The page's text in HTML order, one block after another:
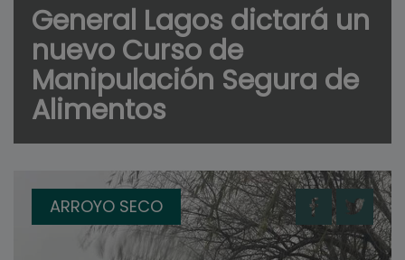
General Lagos dictará un
nuevo Curso de
Manipulación Segura de
Alimentos
ARROYO SECO